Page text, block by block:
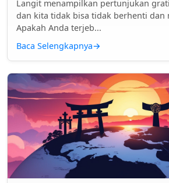
Langit menampilkan pertunjukan
dan kita tidak bisa tidak berhenti dan
Apakah Anda terjeb...
Baca Selengkapnya→